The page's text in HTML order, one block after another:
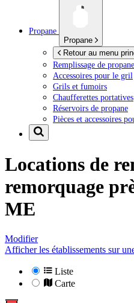
Propane
Propane
Retour au menu
Remplissage de propane
Accessoires pour le gril
Grils et fumoirs
Chaufferettes portatives
Réservoirs de propane
Pièces et accessoires
Locations de
remorquage
ME
Modifier
Afficher les établissements sur
Liste
Carte